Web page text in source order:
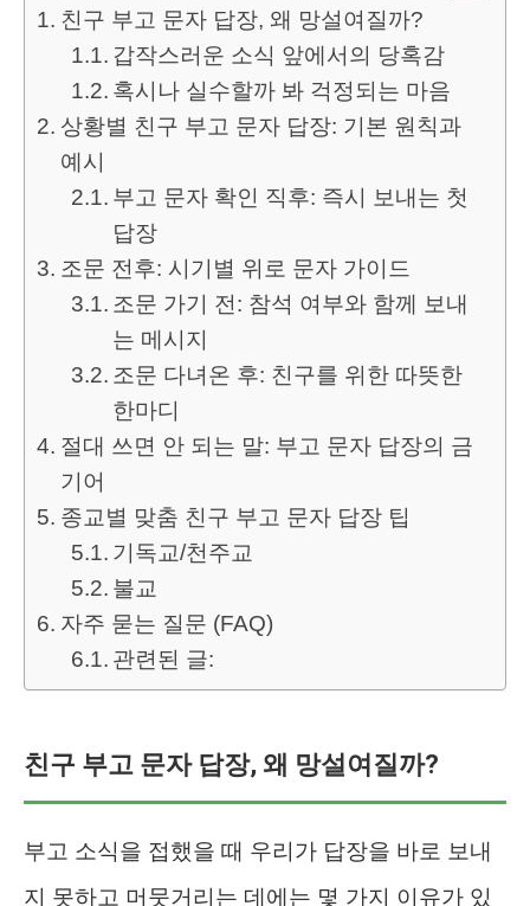
친구 부고 문자 답장, 왜 망설여질까?
갑작스러운 소식 앞에서의 당혹감
혹시나 실수할까 봐 걱정되는 마음
상황별 친구 부고 문자 답장: 기본 원칙과
예시
부고 문자 확인 직후: 즉시 보내는 첫
답장
조문 전후: 시기별 위로 문자 가이드
조문 가기 전: 참석 여부와 함께 보내
는 메시지
조문 다녀온 후: 친구를 위한 따뜻한
한마디
절대 쓰면 안 되는 말: 부고 문자 답장의 금
기어
종교별 맞춤 친구 부고 문자 답장 팁
기독교/천주교
불교
자주 묻는 질문 (FAQ)
관련된 글:
친구 부고 문자 답장, 왜 망설여질까?
부고 소식을 접했을 때 우리가 답장을 바로 보내
지 못하고 머뭇거리는 데에는 몇 가지 이유가 있